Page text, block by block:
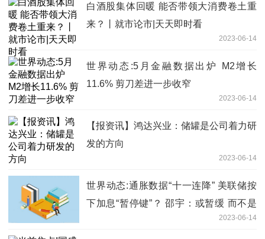
白酒股集体回暖 能否带领大消费卷土重
来？丨就市论市|天天即时看
2023-06-14
世界动态:5月金融数据出炉 M2增长
11.6% 剪刀差进一步收窄
2023-06-14
【报资讯】鸿达兴业：储罐是公司着力研
发的方向
2023-06-14
世界动态:通胀数据“十一连降” 美联储按
下加息“暂停键”？ 邵宇：或暂缓 而不是
2023-06-14